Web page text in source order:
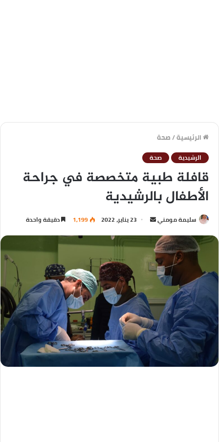
الرئيسية/صحة
الرشيدية صحة
قافلة طبية متخصصة في جراحة
الأطفال بالرشيدية
سليمة مومني 23 يناير، 2022 1,199 دقيقة واحدة